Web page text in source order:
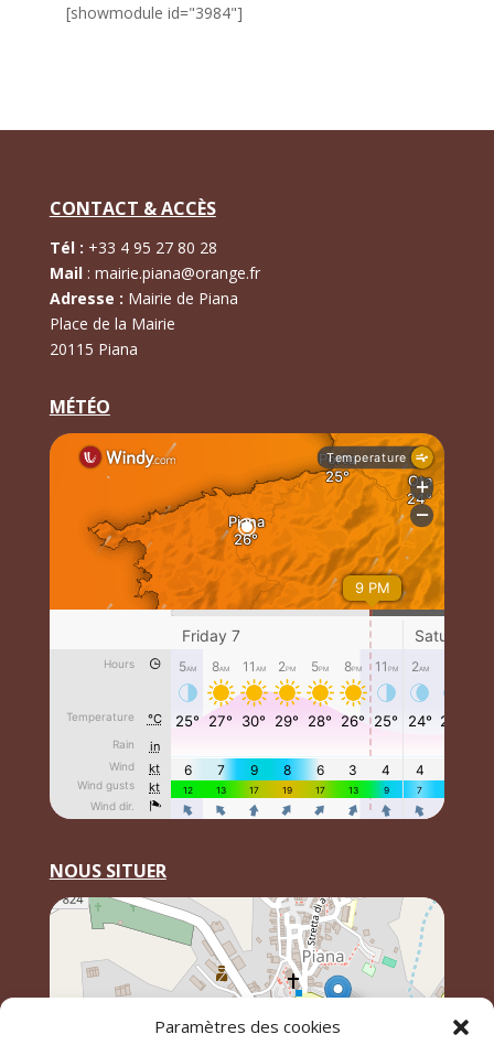
Paramètres des cookies
[showmodule id="3984"]
CONTACT & ACCÈS
Tél : +33 4 95 27 80 28
Mail: mairie.piana@orange.fr
Adresse : Mairie de Piana
Place de la Mairie
20115 Piana
MÉTÉO
NOUS SITUER